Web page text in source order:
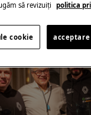
să revizuiți politica
cookie